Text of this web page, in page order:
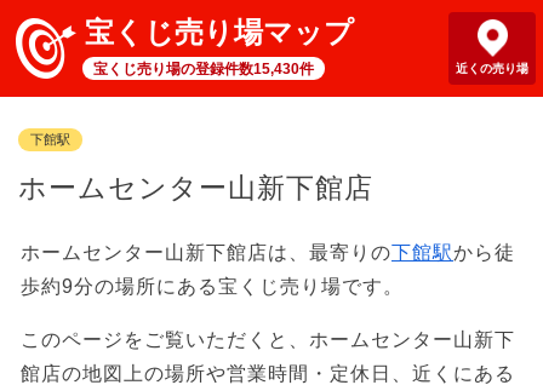
宝くじ売り場マップ
宝くじ売り場の登録件数15,430件 近くの売り場
下館駅
ホームセンター山新下館店
ホームセンター山新下館店は、最寄りの下館駅から徒
歩約9分の場所にある宝くじ売り場です。
このページをご覧いただくと、ホームセンター山新下
館店の地図上の場所や営業時間・定休日、近くにある